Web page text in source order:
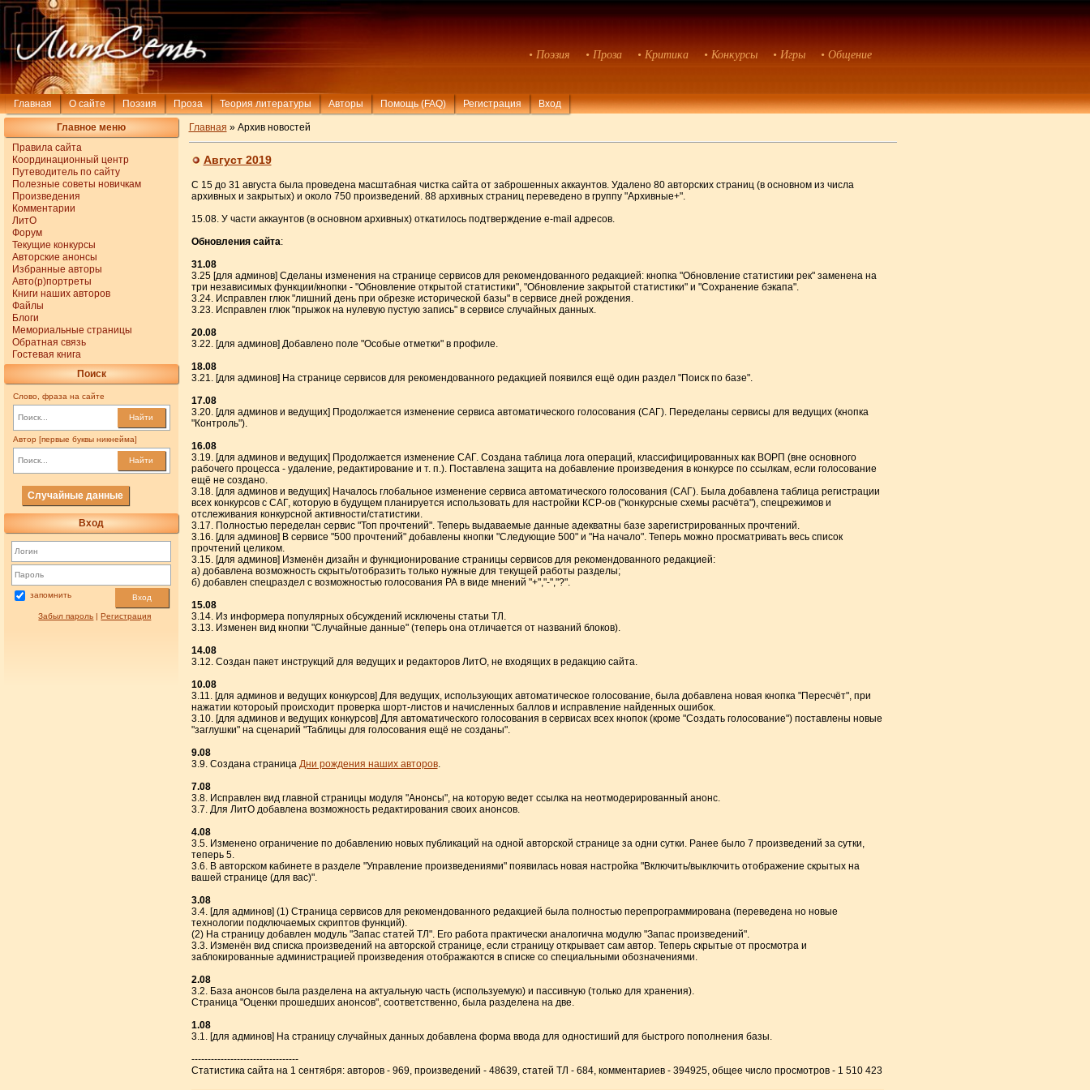
• Поэзия • Проза • Критика • Конкурсы • Игры • Общение
Главная О сайте Поэзия Проза Теория литературы Авторы Помощь (FAQ) Регистрация Вход
Главное меню
Правила сайта
Координационный центр
Путеводитель по сайту
Полезные советы новичкам
Произведения
Комментарии
ЛитО
Форум
Текущие конкурсы
Авторские анонсы
Избранные авторы
Авто(р)портреты
Книги наших авторов
Файлы
Блоги
Мемориальные страницы
Обратная связь
Гостевая книга
Поиск
Слово, фраза на сайте
Найти
Автор [первые буквы никнейма]
Найти
Случайные данные
Вход
запомнить Вход
Забыл пароль |Регистрация
Главная » Архив новостей
Август 2019
С 15 до 31 августа была проведена масштабная чистка сайта от заброшенных аккаунтов. Удалено 80 авторских страниц (в основном из числа
архивных и закрытых) и около 750 произведений. 88 архивных страниц переведено в группу "Архивные+".
15.08. У части аккаунтов (в основном архивных) откатилось подтверждение e-mail адресов.
Обновления сайта:
31.08
3.25 [для админов] Сделаны изменения на странице сервисов для рекомендованного редакцией: кнопка "Обновление статистики рек" заменена на
три независимых функции/кнопки - "Обновление открытой статистики", "Обновление закрытой статистики" и "Сохранение бэкапа".
3.24. Исправлен глюк "лишний день при обрезке исторической базы" в сервисе дней рождения.
3.23. Исправлен глюк "прыжок на нулевую пустую запись" в сервисе случайных данных.
20.08
3.22. [для админов] Добавлено поле "Особые отметки" в профиле.
18.08
3.21. [для админов] На странице сервисов для рекомендованного редакцией появился ещё один раздел "Поиск по базе".
17.08
3.20. [для админов и ведущих] Продолжается изменение сервиса автоматического голосования (САГ). Переделаны сервисы для ведущих (кнопка
"Контроль").
16.08
3.19. [для админов и ведущих] Продолжается изменение САГ. Создана таблица лога операций, классифицированных как ВОРП (вне основного
рабочего процесса - удаление, редактирование и т. п.). Поставлена защита на добавление произведения в конкурсе по ссылкам, если голосование
ещё не создано.
3.18. [для админов и ведущих] Началось глобальное изменение сервиса автоматического голосования (САГ). Была добавлена таблица регистрации
всех конкурсов с САГ, которую в будущем планируется использовать для настройки КСР-ов ("конкурсные схемы расчёта"), спецрежимов и
отслеживания конкурсной активности/статистики.
3.17. Полностью переделан сервис "Топ прочтений". Теперь выдаваемые данные адекватны базе зарегистрированных прочтений.
3.16. [для админов] В сервисе "500 прочтений" добавлены кнопки "Следующие 500" и "На начало". Теперь можно просматривать весь список
прочтений целиком.
3.15. [для админов] Изменён дизайн и функционирование страницы сервисов для рекомендованного редакцией:
а) добавлена возможность скрыть/отобразить только нужные для текущей работы разделы;
б) добавлен спецраздел с возможностью голосования РА в виде мнений "+","-","?".
15.08
3.14. Из информера популярных обсуждений исключены статьи ТЛ.
3.13. Изменен вид кнопки "Случайные данные" (теперь она отличается от названий блоков).
14.08
3.12. Создан пакет инструкций для ведущих и редакторов ЛитО, не входящих в редакцию сайта.
10.08
3.11. [для админов и ведущих конкурсов] Для ведущих, использующих автоматическое голосование, была добавлена новая кнопка "Пересчёт", при
нажатии котороый происходит проверка шорт-листов и начисленных баллов и исправление найденных ошибок.
3.10. [для админов и ведущих конкурсов] Для автоматического голосования в сервисах всех кнопок (кроме "Создать голосование") поставлены новые
"заглушки" на сценарий "Таблицы для голосования ещё не созданы".
9.08
3.9. Создана страница Дни рождения наших авторов.
7.08
3.8. Исправлен вид главной страницы модуля "Анонсы", на которую ведет ссылка на неотмодерированный анонс.
3.7. Для ЛитО добавлена возможность редактирования своих анонсов.
4.08
3.5. Изменено ограничение по добавлению новых публикаций на одной авторской странице за одни сутки. Ранее было 7 произведений за сутки,
теперь 5.
3.6. В авторском кабинете в разделе "Управление произведениями" появилась новая настройка "Включить/выключить отображение скрытых на
вашей странице (для вас)".
3.08
3.4. [для админов] (1) Страница сервисов для рекомендованного редакцией была полностью перепрограммирована (переведена но новые
технологии подключаемых скриптов функций).
(2) На страницу добавлен модуль "Запас статей ТЛ". Его работа практически аналогична модулю "Запас произведений".
3.3. Изменён вид списка произведений на авторской странице, если страницу открывает сам автор. Теперь скрытые от просмотра и
заблокированные администрацией произведения отображаются в списке со специальными обозначениями.
2.08
3.2. База анонсов была разделена на актуальную часть (используемую) и пассивную (только для хранения).
Страница "Оценки прошедших анонсов", соответственно, была разделена на две.
1.08
3.1. [для админов] На страницу случайных данных добавлена форма ввода для одностиший для быстрого пополнения базы.
---------------------------------
Статистика сайта на 1 сентября: авторов - 969, произведений - 48639, статей ТЛ - 684, комментариев - 394925, общее число просмотров - 1 510 423